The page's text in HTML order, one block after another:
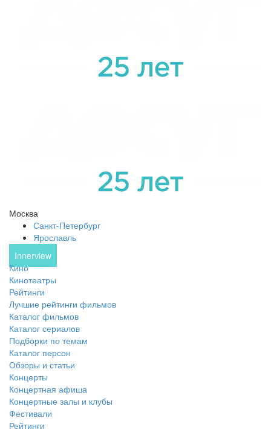
Москва
Санкт-Петербург
Ярославль
Innerview
Кино
Кинотеатры
Рейтинги
Лучшие рейтинги фильмов
Каталог фильмов
Каталог сериалов
Подборки по темам
Каталог персон
Обзоры и статьи
Концерты
Концертная афиша
Концертные залы и клубы
Фестивали
Рейтинги